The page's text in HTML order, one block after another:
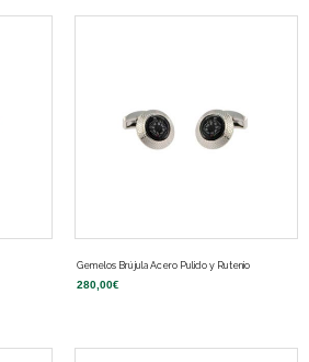
Gemelos Brújula Acero Pulido y Rutenio
280,00€